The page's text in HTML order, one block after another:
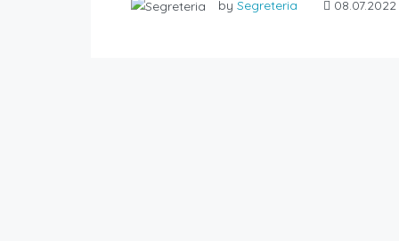
by Segreteria 08.07.2022